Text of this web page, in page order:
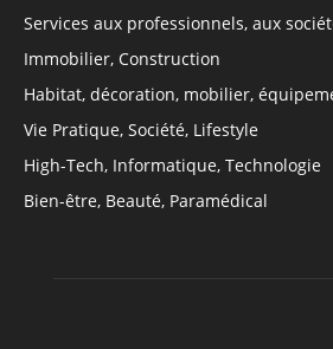
Services aux professionnels, aux
Immobilier, Construction
Habitat, décoration, mobilier,
Vie Pratique, Société, Lifestyle
High-Tech, Informatique, Technologie
Bien-être, Beauté, Paramédical